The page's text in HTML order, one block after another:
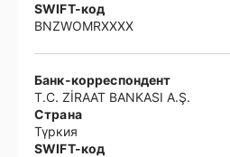
SWIFT-код
BNZWOMRXXXX
Банк-корреспондент
T.C. ZİRAAT BANKASI A.Ş.
Страна
Түркия
SWIFT-код